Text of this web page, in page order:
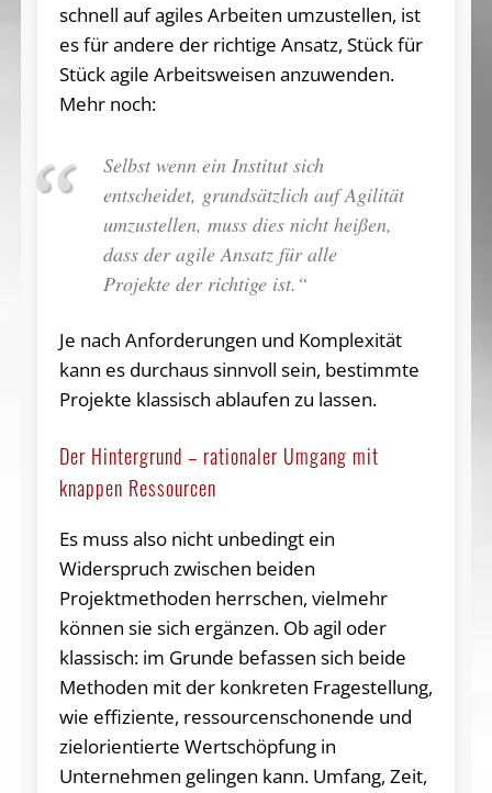
schnell auf agiles Arbeiten umzustellen, ist
es für andere der richtige Ansatz, Stück für
Stück agile Arbeitsweisen anzuwenden.
Mehr noch:
Selbst wenn ein Institut sich
entscheidet, grundsätzlich auf Agilität
umzustellen, muss dies nicht heißen,
dass der agile Ansatz für alle
Projekte der richtige ist.“
Je nach Anforderungen und Komplexität
kann es durchaus sinnvoll sein, bestimmte
Projekte klassisch ablaufen zu lassen.
Der Hintergrund – rationaler Umgang mit
knappen Ressourcen
Es muss also nicht unbedingt ein
Widerspruch zwischen beiden
Projektmethoden herrschen, vielmehr
können sie sich ergänzen. Ob agil oder
klassisch: im Grunde befassen sich beide
Methoden mit der konkreten Fragestellung,
wie effiziente, ressourcenschonende und
zielorientierte Wertschöpfung in
Unternehmen gelingen kann. Umfang, Zeit,